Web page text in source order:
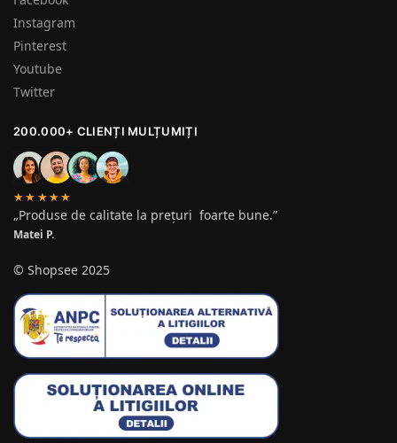
Instagram
Pinterest
Youtube
Twitter
200.000+ CLIENȚI MULȚUMIȚI
★★★★★
„Produse de calitate la prețuri foarte bune.”
Matei P.
© Shopsee 2025